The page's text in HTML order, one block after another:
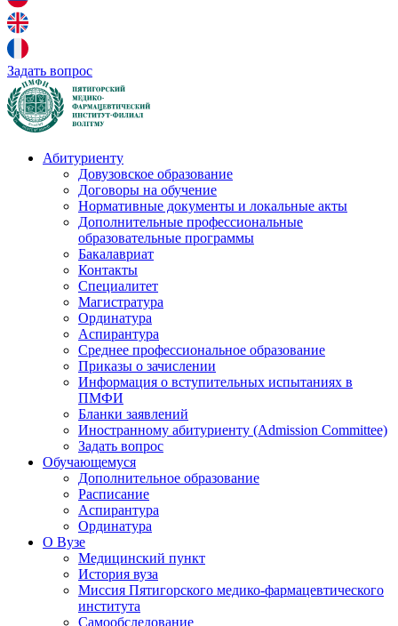
Задать вопрос
Абитуриенту
Довузовское образование
Договоры на обучение
Нормативные документы и локальные акты
Дополнительные профессиональные
образовательные программы
Бакалавриат
Контакты
Специалитет
Магистратура
Ординатура
Аспирантура
Среднее профессиональное образование
Приказы о зачислении
Информация о вступительных испытаниях в
ПМФИ
Бланки заявлений
Иностранному абитуриенту (Admission Committee)
Задать вопрос
Обучающемуся
Дополнительное образование
Расписание
Аспирантура
Ординатура
О Вузе
Медицинский пункт
История вуза
Миссия Пятигорского медико-фармацевтического
института
Самообследование